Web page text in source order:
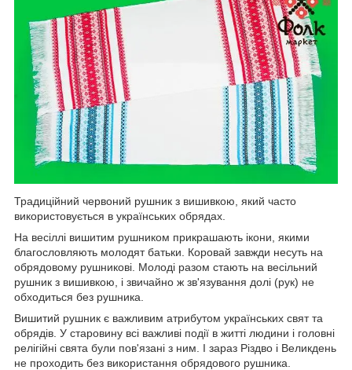
Традиційний червоний рушник з вишивкою, який часто
використовується в українських обрядах.
На весіллі вишитим рушником прикрашають ікони, якими
благословляють молодят батьки. Коровай завжди несуть на
обрядовому рушникові. Молоді разом стають на весільний
рушник з вишивкою, і звичайно ж зв'язування долі (рук) не
обходиться без рушника.
Вишитий рушник є важливим атрибутом українських свят та
обрядів. У старовину всі важливі події в житті людини і головні
релігійні свята були пов'язані з ним. І зараз Різдво і Великдень
не проходить без використання обрядового рушника.